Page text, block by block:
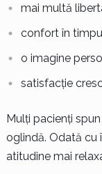
mai multă
confort în
o imagine
satisfacție
Mulți pacienți
oglindă. Odată cu
atitudine mai